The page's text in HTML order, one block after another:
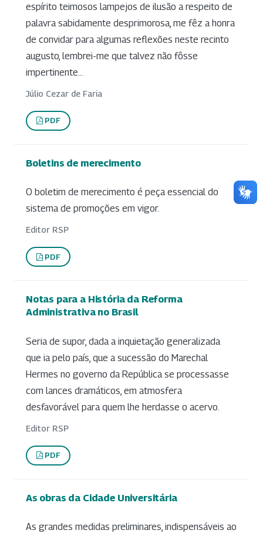
espírito teimosos lampejos de ilusão a respeito de
palavra sabidamente desprimorosa, me fêz a honra
de convidar para algumas reflexões neste recinto
augusto, lembrei-me que talvez não fôsse
impertinente...
Júlio Cezar de Faria
PDF
Boletins de merecimento
O boletim de merecimento é peça essencial do
sistema de promoções em vigor.
Editor RSP
PDF
Notas para a História da Reforma
Administrativa no Brasil
Seria de supor, dada a inquietação generalizada
que ia pelo país, que a sucessão do Marechal
Hermes no governo da República se processasse
com lances dramáticos, em atmosfera
desfavorável para quem lhe herdasse o acervo.
Editor RSP
PDF
As obras da Cidade Universitária
As grandes medidas preliminares, indispensáveis ao